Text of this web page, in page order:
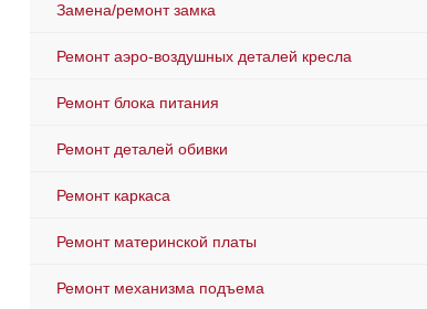
Замена/ремонт замка
Ремонт аэро-воздушных деталей кресла
Ремонт блока питания
Ремонт деталей обивки
Ремонт каркаса
Ремонт материнской платы
Ремонт механизма подъема